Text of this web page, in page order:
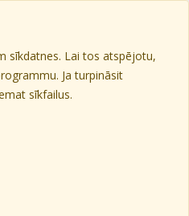
sīkdatnes. Lai tos atspējotu,
Ja turpināsit
sīkfailus.